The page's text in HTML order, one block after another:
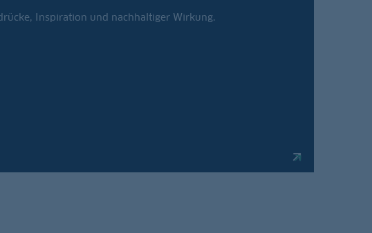
Inspiration und nachhaltiger Wirkung.